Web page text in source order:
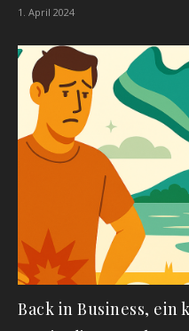
1. April 2024
Back in Business, ein